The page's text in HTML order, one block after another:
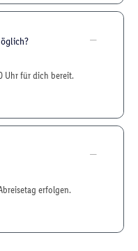
Uhr für dich bereit.
erfolgen.